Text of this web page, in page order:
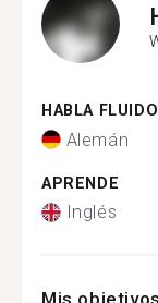
HABLA FLUIDO
Alemán
APRENDE
Inglés
Mis